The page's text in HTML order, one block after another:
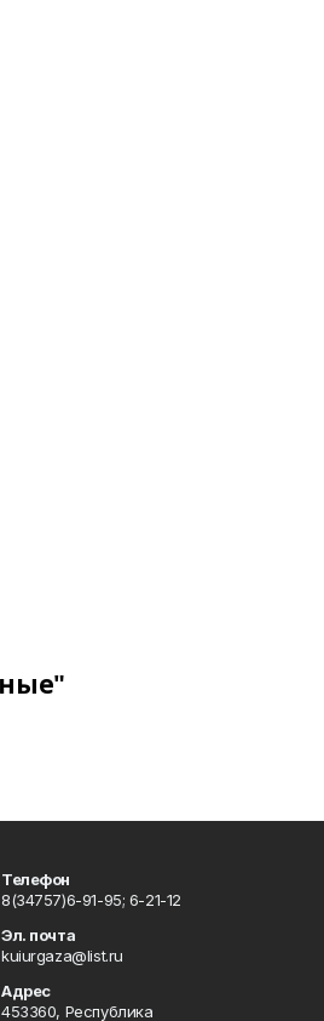
Телефон
8(34757)6-91-95; 6-21-12
Эл. почта
kuiurgaza@list.ru
Адрес
453360, Республика